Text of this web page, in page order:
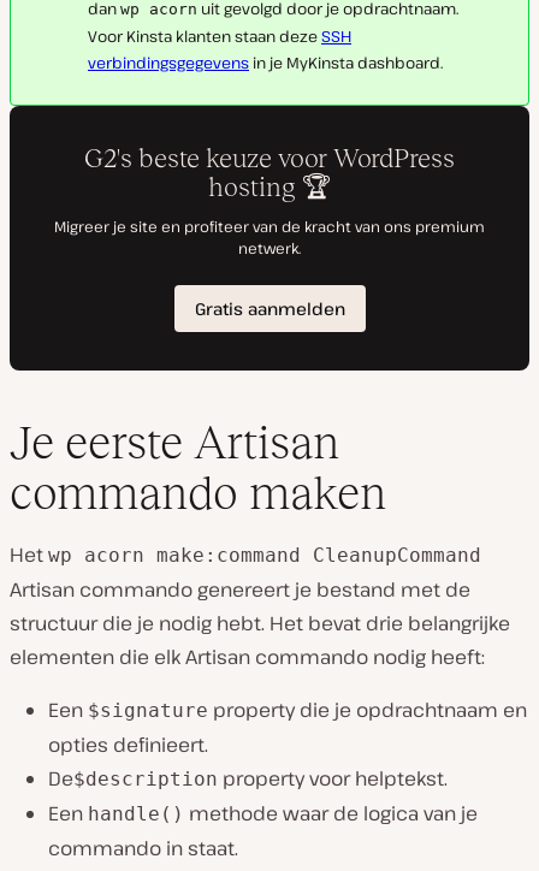
dan wp acorn uit gevolgd door je opdrachtnaam.
Voor Kinsta klanten staan dezeSSH
verbindingsgegevens in je MyKinsta dashboard.
Je eerste Artisan
commando maken
Het wp acorn make:command CleanupCommand
Artisan commando genereert je bestand met de
structuur die je nodig hebt. Het bevat drie belangrijke
elementen die elk Artisan commando nodig heeft:
Een $signature property die je opdrachtnaam en
opties definieert.
De$description property voor helptekst.
Een handle() methode waar de logica van je
commando in staat.